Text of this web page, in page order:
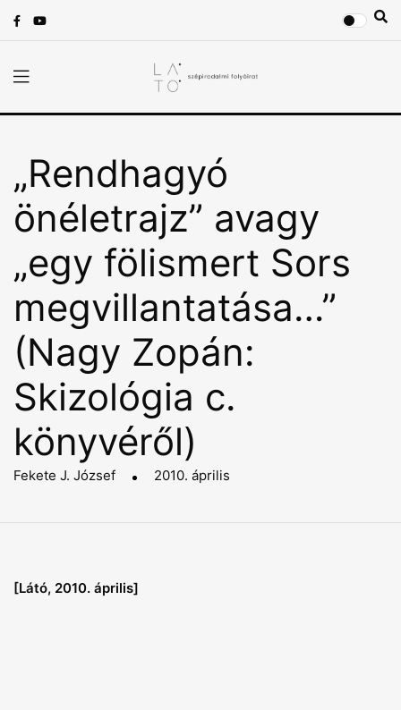
„Rendhagyó
önéletrajz” avagy
„egy fölismert Sors
megvillantatása…”
(Nagy Zopán:
Skizológia c.
könyvéről)
Fekete J. József 2010. április
[Látó, 2010. április]